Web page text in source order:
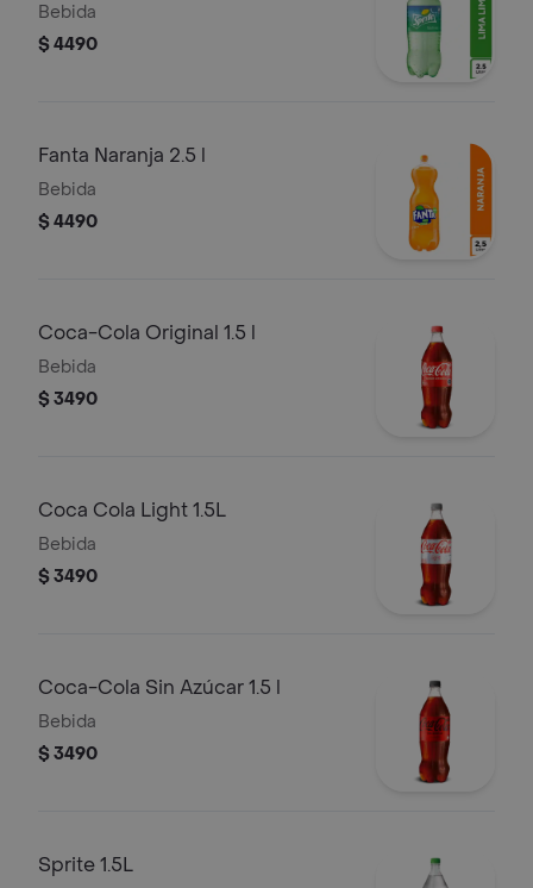
Bebida
$ 4490
Fanta Naranja 2.5 l
Bebida
$ 4490
Coca-Cola Original 1.5 l
Bebida
$ 3490
Coca Cola Light 1.5L
Bebida
$ 3490
Coca-Cola Sin Azúcar 1.5 l
Bebida
$ 3490
Sprite 1.5L